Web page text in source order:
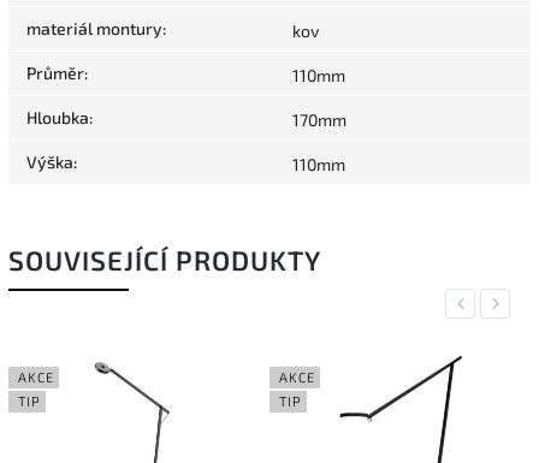
materiál montury: kov
Průměr: 110mm
Hloubka: 170mm
Výška: 110mm
SOUVISEJÍCÍ PRODUKTY
Previous
AKCE
TIP
AKCE
TIP
Next